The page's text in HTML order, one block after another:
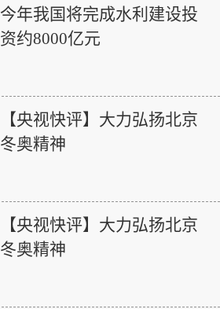
今年我国将完成水利建设投
资约8000亿元
【央视快评】大力弘扬北京
冬奥精神
【央视快评】大力弘扬北京
冬奥精神